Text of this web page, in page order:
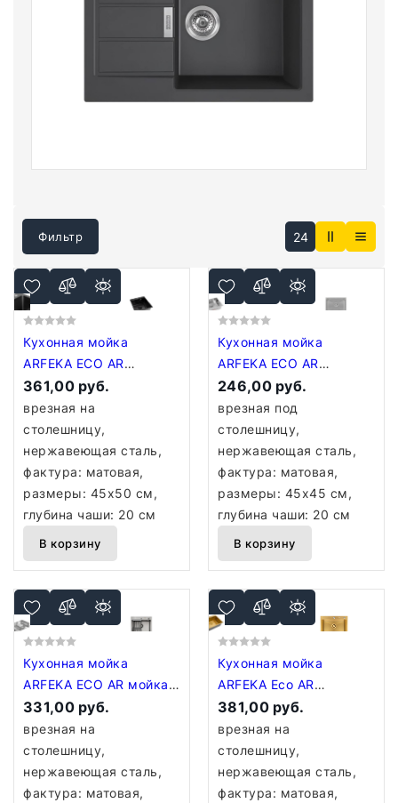
Фильтр 24
Кухонная мойка
ARFEKA ECO AR
450*500 BLACK PVD
NANO
361,00 руб.
врезная на
столешницу,
нержавеющая сталь,
фактура: матовая,
размеры: 45x50 см,
глубина чаши: 20 см
В корзину
Кухонная мойка
ARFEKA ECO AR
450*450 SATIN
246,00 руб.
врезная под
столешницу,
нержавеющая сталь,
фактура: матовая,
размеры: 45x45 см,
глубина чаши: 20 см
В корзину
Кухонная мойка
ARFEKA ECO AR мойка
500*500, коландер,
дозатор SATIN
331,00 руб.
врезная на
столешницу,
нержавеющая сталь,
фактура: матовая,
Кухонная мойка
ARFEKA Eco AR
600*500 Golden PVD
Nano
381,00 руб.
врезная на
столешницу,
нержавеющая сталь,
фактура: матовая,